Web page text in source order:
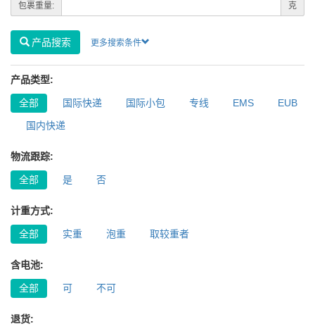
包裹重量: 克
产品搜索 更多搜索条件
产品类型:
全部 国际快递 国际小包 专线 EMS
EUB
国内快递
物流跟踪:
全部 是 否
计重方式:
全部 实重 泡重 取较重者
含电池:
全部 可 不可
退货: